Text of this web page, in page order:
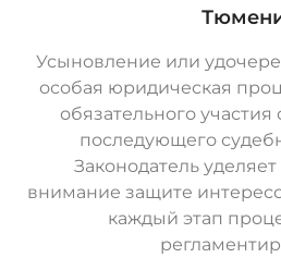
Усыновление или
особая юридическая
обязательного
последующего
Законодатель
внимание защите
каждый этап